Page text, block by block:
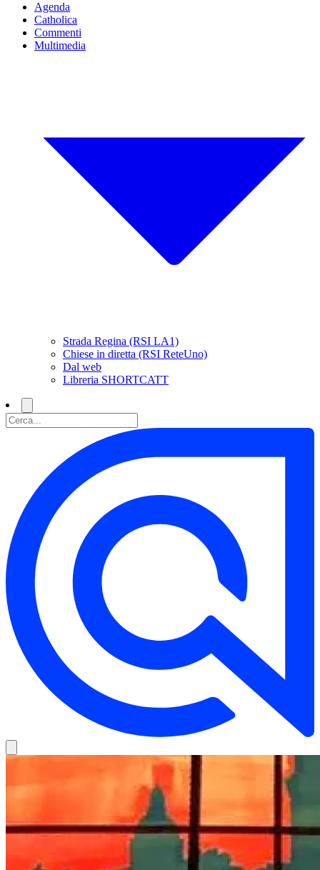
Agenda
Catholica
Commenti
Multimedia
Strada Regina (RSI LA1)
Chiese in diretta (RSI ReteUno)
Dal web
Libreria SHORTCATT